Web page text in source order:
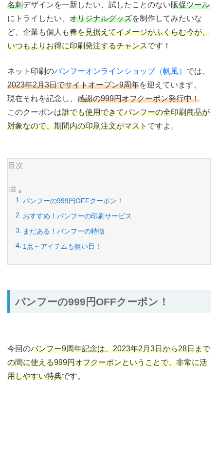
名刺デザインを一新したい、試したことのない販促ツール
にトライしたい、 オリジナルグッズを制作してみたいな
ど、企業も個人も春を見据えてイメージがふくらむ今が、
いつもよりお得に印刷発注するチャンスです！
ネット印刷のバンフーオンラインショップ（帆風） では、
2023年2月3日でサイトオープン9周年を迎えています。
現在それを記念し、 感謝の999円オフクーポン発行中！
このクーポンは誰でも使用できてバンフーの全印刷商品が
対象なので、期間内の印刷注文がマストですよ。
目次
バンフーの999円OFFクーポン！
おすすめ！バンフーの印刷サービス
まだある！バンフーの特徴
1点～アイテムも狙い目！
バンフーの999円OFFクーポン！
今回のバンフー9周年記念は、2023年2月3日から28日まで
の間に使える999円オフクーポンということで、非常に活
用しやすい特典です。